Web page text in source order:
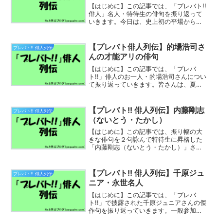
【はじめに】この記事では、「プレバト!!
俳人」名人・特待生の俳句を振り返って
いきます。今日は、史上初の平場からの
職業をウィキペディアは何と書いてる？
犬山 紙子（いぬや...
プレバト!! 俳人列伝
【プレバト俳人列伝】的場浩司さ
んの才能アリの俳句
【はじめに】この記事では、「プレバ
ト!!」俳人のお一人・的場浩司さんについ
て振り返っていきます。皆さんは、夏井
一歩と評価され、更には俳句歳時記にも
例句として掲載された...
プレバト!! 俳人列伝
【プレバト!! 俳人列伝】内藤剛志
（ないとう・たかし）
【はじめに】この記事では、振り幅の大
きな俳句を２句詠んで特待生に昇格した
「内藤剛志（ないとう・たかし）」さん
目：2024/02/15 日本中で俺しか詠めな
い俳句かつて、...
プレバト!! 俳人列伝
【プレバト!! 俳人列伝】千原ジュ
ニア・永世名人
【はじめに】この記事では、「プレバ
ト!!」で披露された千原ジュニアさんの傑
作句を振り返っていきます。一般参加者